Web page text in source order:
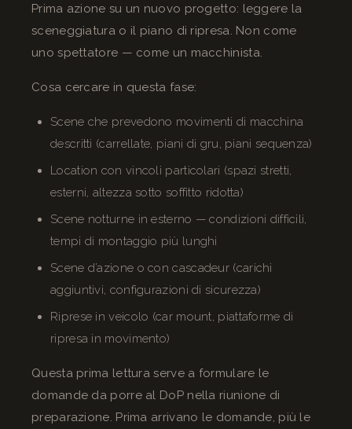
Prima azione su un nuovo progetto: leggere la
sceneggiatura o il piano di ripresa. Non come
uno spettatore — come un macchinista.
Cosa cercare in questa fase:
Scene che prevedono movimenti di macchina
descritti (carrellate, piani di gru, piani sequenza)
Location con vincoli particolari (spazi stretti,
esterni, altezza sotto soffitto ridotta)
Scene notturne in esterno — condizioni difficili,
tempi di montaggio più lunghi
Scene d’azione o con cascadeur (carichi
aggiuntivi, configurazioni di sicurezza)
Riprese in veicolo (car mount, piattaforme di
ripresa in movimento)
Questa prima lettura serve a formulare le
domande da porre al DoP nella riunione di
preparazione. Prima arrivano le domande, più le